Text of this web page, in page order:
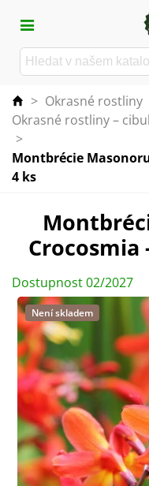
> Okrasné rostliny
Okrasné rostliny –
>
Montbrécie
4 ks
Crocosmia
Dostupnost 02/2027
Není skladem